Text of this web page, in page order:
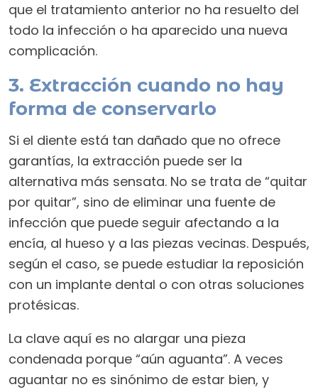
que el tratamiento anterior no ha resuelto del
todo la infección o ha aparecido una nueva
complicación.
3. Extracción cuando no hay
forma de conservarlo
Si el diente está tan dañado que no ofrece
garantías, la extracción puede ser la
alternativa más sensata. No se trata de “quitar
por quitar”, sino de eliminar una fuente de
infección que puede seguir afectando a la
encía, al hueso y a las piezas vecinas. Después,
según el caso, se puede estudiar la reposición
con un implante dental o con otras soluciones
protésicas.
La clave aquí es no alargar una pieza
condenada porque “aún aguanta”. A veces
aguantar no es sinónimo de estar bien, y